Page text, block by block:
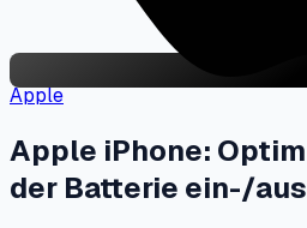
Apple
Apple iPhone:
der Batterie ein-/